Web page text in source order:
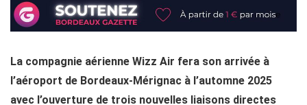
La compagnie aérienne Wizz Air fera son arrivée à
l’aéroport de Bordeaux-Mérignac à l’automne 2025
avec l’ouverture de trois nouvelles liaisons directes